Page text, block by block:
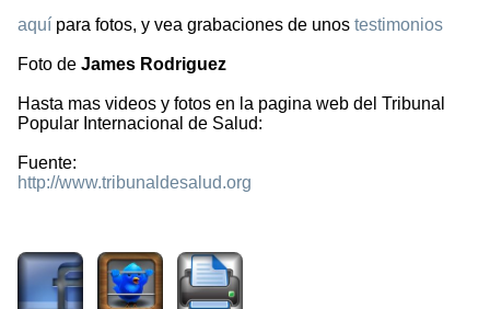
aquí para fotos, y vea grabaciones de unos testimonios
Foto de James Rodriguez
Hasta mas videos y fotos en la pagina web del Tribunal
Popular Internacional de Salud:
Fuente:
http://www.tribunaldesalud.org